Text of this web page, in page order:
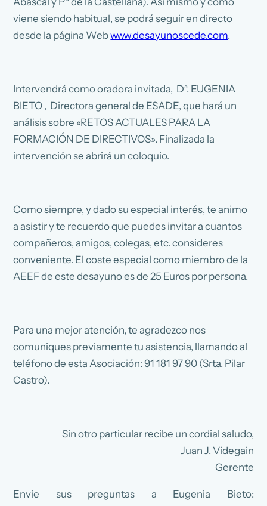
viene siendo habitual, se podrá seguir en directo
desde la página Webwww.desayunoscede.com.
Intervendrá como oradora invitada, Dª. EUGENIA
BIETO , Directora general de ESADE, que hará un
análisis sobre «RETOS ACTUALES PARA LA
FORMACIÓN DE DIRECTIVOS». Finalizada la
intervención se abrirá un coloquio.
Como siempre, y dado su especial interés, te animo
a asistir y te recuerdo que puedes invitar a cuantos
compañeros, amigos, colegas, etc. consideres
conveniente. El coste especial como miembro de la
AEEF de este desayuno es de 25 Euros por persona.
Para una mejor atención, te agradezco nos
comuniques previamente tu asistencia, llamando al
teléfono de esta Asociación: 91 181 97 90 (Srta. Pilar
Castro).
Sin otro particular recibe un cordial saludo,
Juan J. Videgain
Gerente
Envie sus preguntas a Eugenia Bieto: